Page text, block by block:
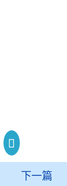
下一篇